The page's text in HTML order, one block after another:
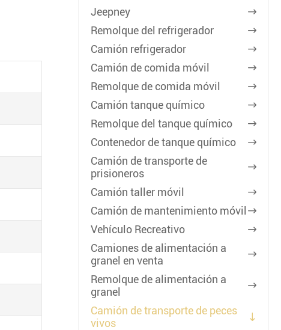
Jeepney 
Remolque del refrigerador 
Camión refrigerador 
Camión de comida móvil 
Remolque de comida móvil 
Camión tanque químico 
Remolque del tanque químico 
Contenedor de tanque químico 
Camión de transporte de
prisioneros

Camión taller móvil 
Camión de mantenimiento móvil 
Vehículo Recreativo 
Camiones de alimentación a
granel en venta

Remolque de alimentación a
granel

Camión de transporte de peces
vivos
